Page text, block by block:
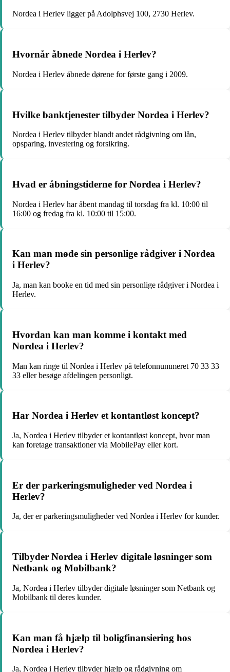
Nordea i Herlev ligger på Adolphsvej 100, 2730 Herlev.
Hvornår åbnede Nordea i Herlev?
Nordea i Herlev åbnede dørene for første gang i 2009.
Hvilke banktjenester tilbyder Nordea i Herlev?
Nordea i Herlev tilbyder blandt andet rådgivning om lån,
opsparing, investering og forsikring.
Hvad er åbningstiderne for Nordea i Herlev?
Nordea i Herlev har åbent mandag til torsdag fra kl. 10:00 til
16:00 og fredag fra kl. 10:00 til 15:00.
Kan man møde sin personlige rådgiver i Nordea
i Herlev?
Ja, man kan booke en tid med sin personlige rådgiver i Nordea i
Herlev.
Hvordan kan man komme i kontakt med
Nordea i Herlev?
Man kan ringe til Nordea i Herlev på telefonnummeret 70 33 33
33 eller besøge afdelingen personligt.
Har Nordea i Herlev et kontantløst koncept?
Ja, Nordea i Herlev tilbyder et kontantløst koncept, hvor man
kan foretage transaktioner via MobilePay eller kort.
Er der parkeringsmuligheder ved Nordea i
Herlev?
Ja, der er parkeringsmuligheder ved Nordea i Herlev for kunder.
Tilbyder Nordea i Herlev digitale løsninger som
Netbank og Mobilbank?
Ja, Nordea i Herlev tilbyder digitale løsninger som Netbank og
Mobilbank til deres kunder.
Kan man få hjælp til boligfinansiering hos
Nordea i Herlev?
Ja, Nordea i Herlev tilbyder hjælp og rådgivning om